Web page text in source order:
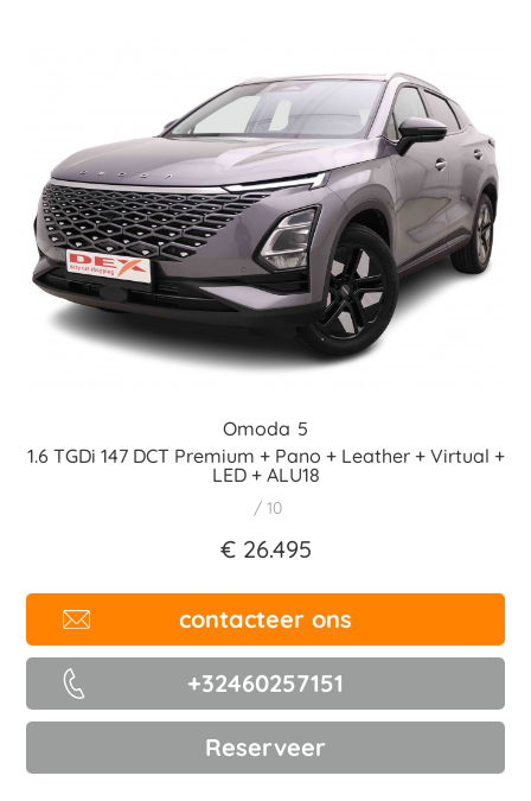
Omoda 5
1.6 TGDi 147 DCT Premium + Pano + Leather + Virtual +
LED + ALU18
10
€ 26.495
contacteer ons
+32460257151
Reserveer